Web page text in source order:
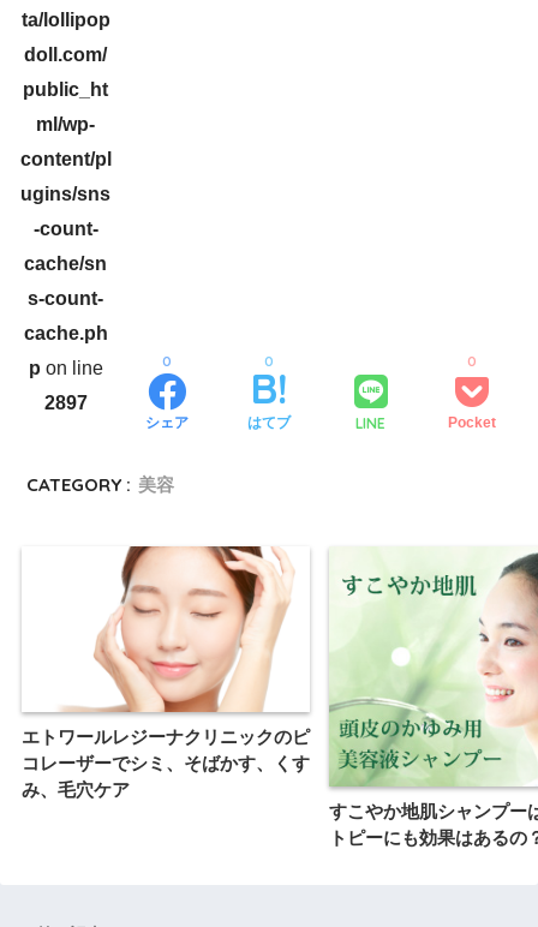
ta/lollipop
doll.com/
public_ht
ml/wp-
content/pl
ugins/sns
-count-
cache/sn
s-count-
cache.ph
p on line
2897
シェア
0
はてブ
0
LINE Pocket
0
CATEGORY : 美容
エトワールレジーナクリニックのピ
コレーザーでシミ、そばかす、くす
み、毛穴ケア
すこやか地肌シャンプー
トピーにも効果はあるの